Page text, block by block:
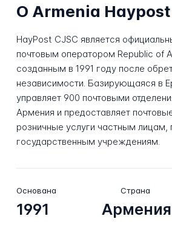
О Armenia Haypost
HayPost CJSC является
почтовым оператором Republic of
созданным в 1991 году после
независимости. Базирующаяся в
управляет 900 почтовыми
Армения и предоставляет
розничные услуги частным лицам,
государственным учреждениям.
Основана
1991
Страна
Армения